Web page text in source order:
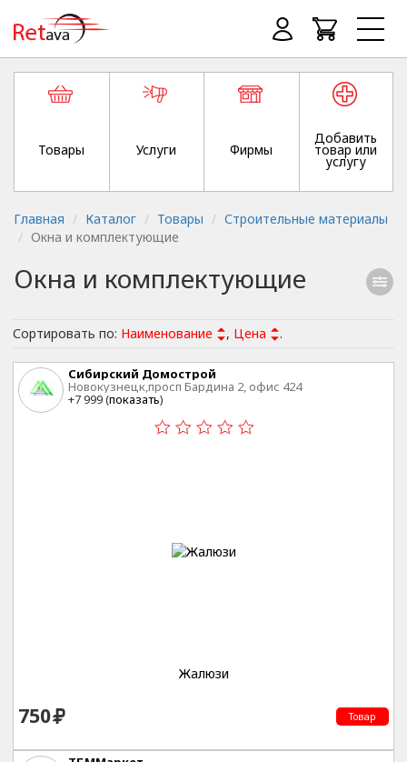
Товары Услуги Фирмы
Добавить
товар или
услугу
Главная Каталог Товары
Строительные материалы
Окна и комплектующие
Окна и комплектующие
Сортировать по: Наименование , Цена .
Сибирский Домострой
Новокузнецк,просп Бардина 2, офис 424
+7 999 (показать)
Жалюзи
750 Товар